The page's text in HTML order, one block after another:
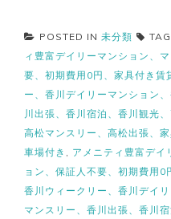
POSTED IN 未分類
ィ豊富デイリーマンション、
要、初期費用0円、家具付き賃
ー、香川デイリーマンション
川出張、香川宿泊、香川観光
高松マンスリー、高松出張、
車場付き
アメニティ豊富デイ
ョン、保証人不要、初期費用0
香川ウィークリー、香川デイ
マンスリー、香川出張、香川